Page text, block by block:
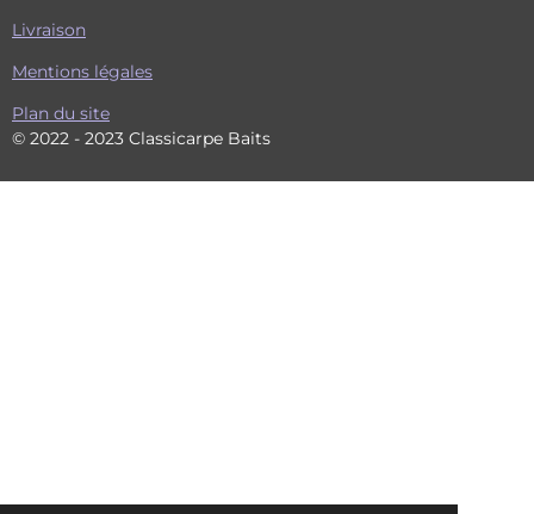
Livraison
Mentions légales
Plan du site
© 2022 - 2023 Classicarpe Baits